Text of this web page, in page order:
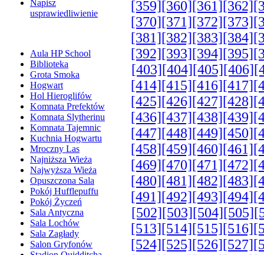
Napisz
usprawiedliwienie
Aula HP School
Biblioteka
Grota Smoka
Hogwart
Hol Hieroglifów
Komnata Prefektów
Komnata Slytherinu
Komnata Tajemnic
Kuchnia Hogwartu
Mroczny Las
Najniższa Wieża
Najwyższa Wieża
Opuszczona Sala
Pokój Hufflepuffu
Pokój Życzeń
Sala Antyczna
Sala Lochów
Sala Zagłady
Salon Gryfonów
[359][360][361][362]
[370][371][372][373]
[381][382][383][384]
[392][393][394][395]
[403][404][405][406]
[414][415][416][417]
[425][426][427][428]
[436][437][438][439]
[447][448][449][450]
[458][459][460][461]
[469][470][471][472]
[480][481][482][483]
[491][492][493][494]
[502][503][504][505]
[513][514][515][516]
[524][525][526][527]